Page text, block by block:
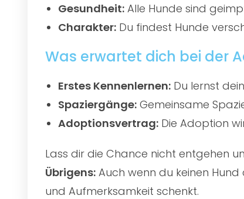
Gesundheit: Alle Hunde sind
Charakter: Du findest Hunde
Was erwartet dich bei der
Erstes Kennenlernen: Du lernst
Spaziergänge: Gemeinsame
Adoptionsvertrag: Die Adoption
Lass dir die Chance nicht entgehen
Übrigens: Auch wenn du keinen
und Aufmerksamkeit schenkt.